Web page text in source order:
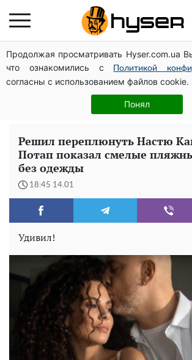
Продолжая просматривать Hyser.com.ua
что ознакомились с
Политикой
согласны с использованием файлов cookie.
Понял
Павел Прудников и его удивительная
актера в российском театре до
руководители Федерации профсоюзов
Елена Тополя слив видео – это далеко
фронтмен "Антитела" Тарас Тополя
Решил переплюнуть Настю
Потап показал смелые
без одежды
18:45 14.01
Удивил!